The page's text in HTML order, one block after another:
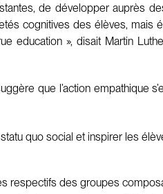
de développer auprès
cognitives des élèves, mais
education », disait Martin
que l’action empathique
quo social et inspirer les
respectifs des groupes